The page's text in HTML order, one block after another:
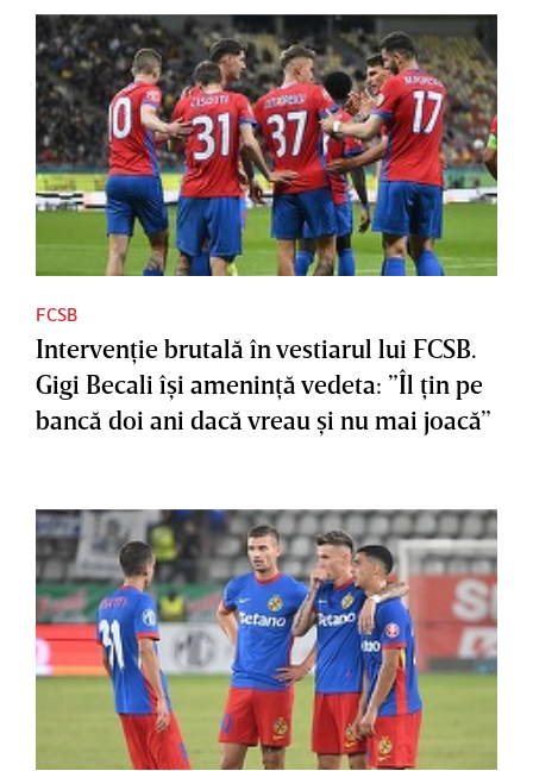
FCSB
Intervenţie brutală în vestiarul lui FCSB.
Gigi Becali îşi ameninţă vedeta: ”Îl ţin pe
bancă doi ani dacă vreau şi nu mai joacă”